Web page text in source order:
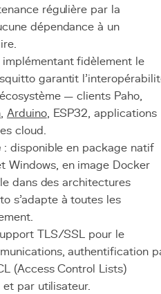
régulière par la
dépendance à un
implémentant fidèlement le
garantit
— clients Paho,
, Arduino, ESP32, applications
cloud.
: disponible en package natif
Windows, en image Docker
dans des architectures
s'adapte à toutes les
TLS/SSL pour le
authentification
(Access Control Lists)
par utilisateur.